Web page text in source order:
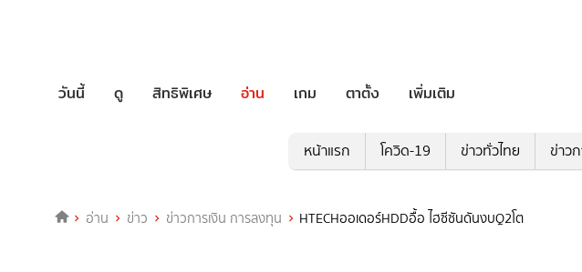
วันนี้ ดู สิทธิพิเศษ อ่าน เกม ตาตั้ง เพิ่มเติม
หน้าแรก โควิด-19 ข่าวทั่วไทย ข่าว
อ่าน ข่าว ข่าวการเงิน การลงทุน HTECHออเดอร์HDDอื้อ ไฮซีซันดันงบQ2โต